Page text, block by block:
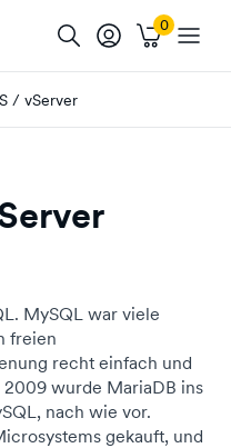
/ vServer
MySQL war viele
freien
recht einfach und
wurde MariaDB ins
nach wie vor.
gekauft, und